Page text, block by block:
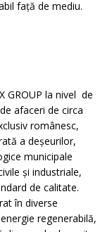
față de mediu.
GROUP la nivel de
afaceri de circa
românesc,
a deșeurilor,
municipale
și industriale,
de calitate.
în diverse
regenerabilă,